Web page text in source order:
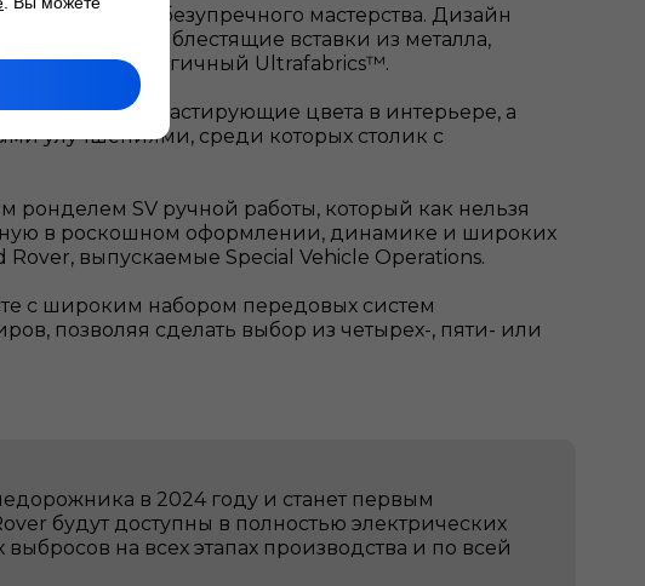
, воплощение безупречного мастерства. Дизайн
такие как блестящие вставки из металла,
кожа или экологичный Ultrafabrics™.
контрастирующие цвета в интерьере, а
улучшениями, среди которых столик с
SV ручной работы, который как нельзя
в роскошном оформлении, динамике и широких
выпускаемые Special Vehicle Operations.
с широким набором передовых систем
позволяя сделать выбор из четырех-, пяти- или
в 2024 году и станет первым
будут доступны в полностью электрических
на всех этапах производства и по всей